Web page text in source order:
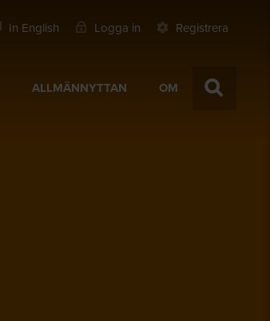
In English Logga in Registrera
ALLMÄNNYTTAN OM